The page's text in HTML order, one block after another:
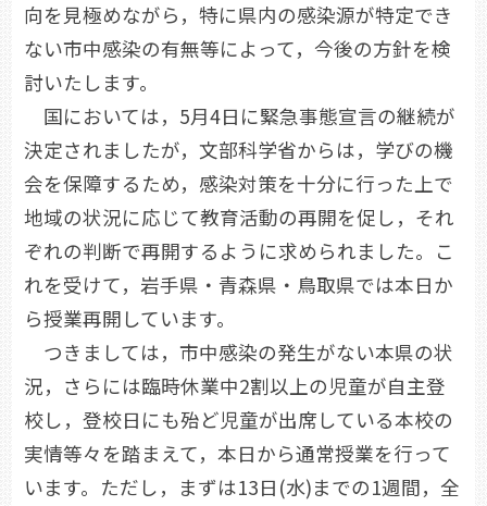
向を見極めながら，特に県内の感染源が特定でき
ない市中感染の有無等によって，今後の方針を検
討いたします。
国においては，5月4日に緊急事態宣言の継続が
決定されましたが，文部科学省からは，学びの機
会を保障するため，感染対策を十分に行った上で
地域の状況に応じて教育活動の再開を促し，それ
ぞれの判断で再開するように求められました。こ
れを受けて，岩手県・青森県・鳥取県では本日か
ら授業再開しています。
つきましては，市中感染の発生がない本県の状
況，さらには臨時休業中2割以上の児童が自主登
校し，登校日にも殆ど児童が出席している本校の
実情等々を踏まえて，本日から通常授業を行って
います。ただし，まずは13日(水)までの1週間，全